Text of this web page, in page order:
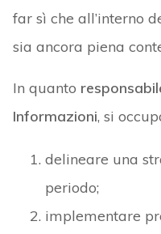
far sì che all’interno
sia ancora piena
In quanto
Informazioni, si
delineare una
periodo;
implementare